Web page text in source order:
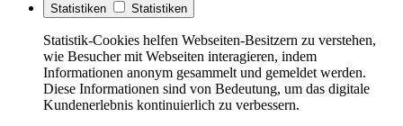
Statistiken Statistiken
Statistik-Cookies helfen Webseiten-Besitzern zu verstehen,
wie Besucher mit Webseiten interagieren, indem
Informationen anonym gesammelt und gemeldet werden.
Diese Informationen sind von Bedeutung, um das digitale
Kundenerlebnis kontinuierlich zu verbessern.